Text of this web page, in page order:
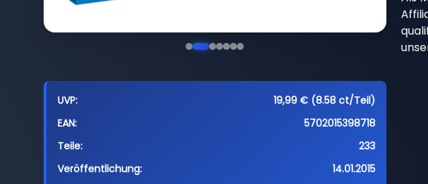
UVP:
19,99 € (8.58 ct/Teil)
EAN:
5702015398718
Teile:
233
Veröffentlichung:
14.01.2015